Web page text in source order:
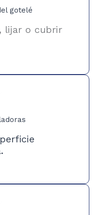
gotelé
lijar o cubrir